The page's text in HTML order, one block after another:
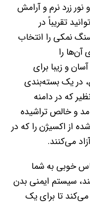
زرد نرم و آرامش
تقریباً در
نمکی را انتخاب
آن‌ها را
و زیبا برای
در یک بسته‌بندی
که در دامنه
و خالص تراشیده
از اکسیژن را که در
می‌کنند.
خوبی به شما
سیستم ایمنی بدن
تا برای یک